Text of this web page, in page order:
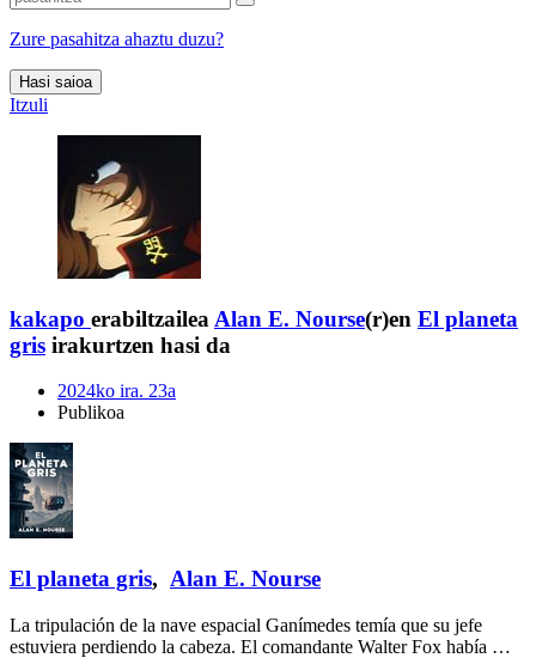
Zure pasahitza ahaztu duzu?
Hasi saioa
Itzuli
kakapo erabiltzailea Alan E. Nourse(r)en El planeta
gris irakurtzen hasi da
2024ko ira. 23a
Publikoa
El planeta gris, Alan E. Nourse
La tripulación de la nave espacial Ganímedes temía que su jefe
estuviera perdiendo la cabeza. El comandante Walter Fox había …